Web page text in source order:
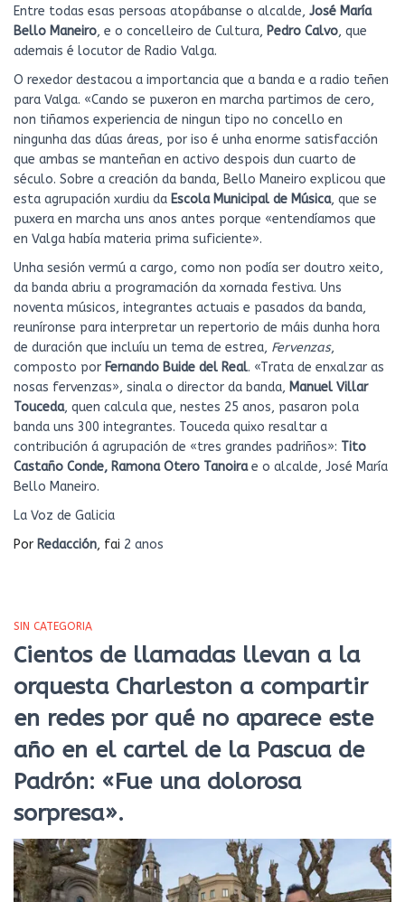
Entre todas esas persoas atopábanse o alcalde, José María
Bello Maneiro, e o concelleiro de Cultura, Pedro Calvo, que
ademais é locutor de Radio Valga.
O rexedor destacou a importancia que a banda e a radio teñen
para Valga. «Cando se puxeron en marcha partimos de cero,
non tiñamos experiencia de ningun tipo no concello en
ningunha das dúas áreas, por iso é unha enorme satisfacción
que ambas se manteñan en activo despois dun cuarto de
século. Sobre a creación da banda, Bello Maneiro explicou que
esta agrupación xurdiu da Escola Municipal de Música, que se
puxera en marcha uns anos antes porque «entendíamos que
en Valga había materia prima suficiente».
Unha sesión vermú a cargo, como non podía ser doutro xeito,
da banda abriu a programación da xornada festiva. Uns
noventa músicos, integrantes actuais e pasados da banda,
reuníronse para interpretar un repertorio de máis dunha hora
de duración que incluíu un tema de estrea, Fervenzas,
composto por Fernando Buide del Real. «Trata de enxalzar as
nosas fervenzas», sinala o director da banda, Manuel Villar
Touceda, quen calcula que, nestes 25 anos, pasaron pola
banda uns 300 integrantes. Touceda quixo resaltar a
contribución á agrupación de «tres grandes padriños»: Tito
Castaño Conde, Ramona Otero Tanoirae o alcalde, José María
Bello Maneiro.
La Voz de Galicia
Por Redacción, fai 2 anos
SIN CATEGORIA
Cientos de llamadas llevan a la
orquesta Charleston a compartir
en redes por qué no aparece este
año en el cartel de la Pascua de
Padrón: «Fue una dolorosa
sorpresa».